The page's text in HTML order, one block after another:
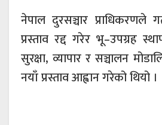
नेपाल दुरसञ्चार प्राधिकरणले
प्रस्ताव रद्द गरेर भू–उपग्रह
सुरक्षा, व्यापार र सञ्चालन
नयाँ प्रस्ताव आह्वान गरेको थियो ।